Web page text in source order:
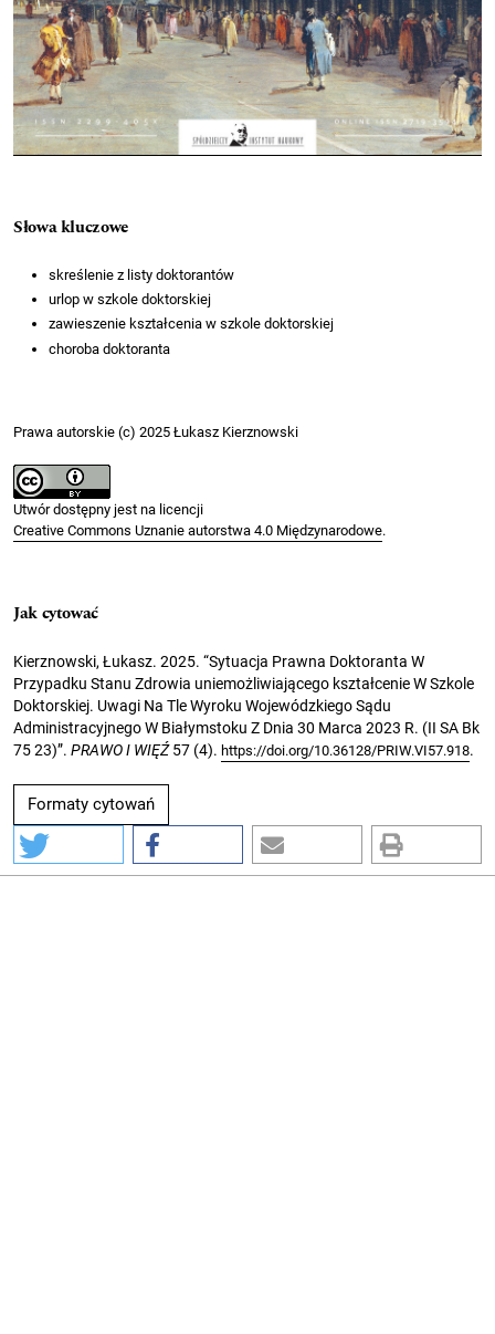
Słowa kluczowe
skreślenie z listy doktorantów
urlop w szkole doktorskiej
zawieszenie kształcenia w szkole doktorskiej
choroba doktoranta
Prawa autorskie (c) 2025 Łukasz Kierznowski
Utwór dostępny jest na licencji
Creative Commons Uznanie autorstwa 4.0 Międzynarodowe.
Jak cytować
Kierznowski, Łukasz. 2025. “Sytuacja Prawna Doktoranta W
Przypadku Stanu Zdrowia uniemożliwiającego kształcenie W Szkole
Doktorskiej. Uwagi Na Tle Wyroku Wojewódzkiego Sądu
Administracyjnego W Białymstoku Z Dnia 30 Marca 2023 R. (II SA Bk
75 23)”. PRAWO I WIĘŹ57 (4). https://doi.org/10.36128/PRIW.VI57.918.
Formaty cytowań